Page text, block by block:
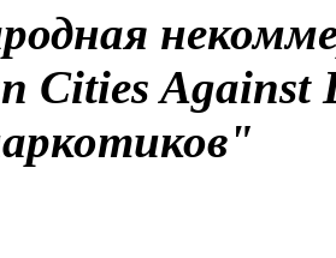
Cities Against